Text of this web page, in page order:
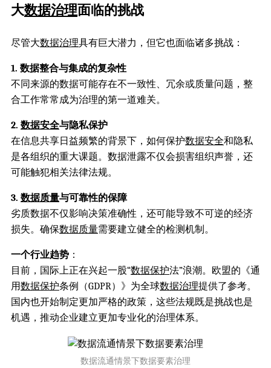
大数据治理面临的挑战
尽管大数据治理具有巨大潜力，但它也面临诸多挑战：
1. 数据整合与集成的复杂性
不同来源的数据可能存在不一致性、冗余或质量问题，整
合工作常常成为治理的第一道难关。
2. 数据安全与隐私保护
在信息共享日益频繁的背景下，如何保护数据安全和隐私
是各组织的重大课题。数据泄露不仅会损害组织声誉，还
可能触犯相关法律法规。
3. 数据质量与可靠性的保障
劣质数据不仅影响决策准确性，还可能导致不可逆的经济
损失。确保数据质量需要建立健全的检测机制。
一个行业趋势 ：
目前，国际上正在兴起一股“数据保护法”浪潮。欧盟的《通
用数据保护条例（GDPR）》为全球数据治理提供了参考。
国内也开始制定更加严格的政策，这些法规既是挑战也是
机遇，推动企业建立更加专业化的治理体系。
数据流通情景下数据要素治理